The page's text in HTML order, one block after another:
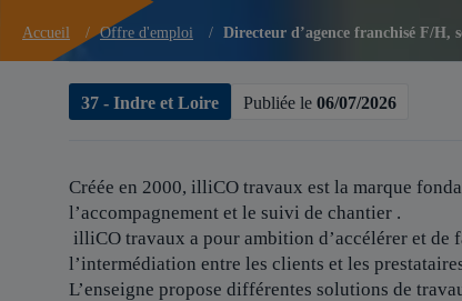
Accueil / Offre d'emploi / Directeur d’agence franchisé F/H,
37 - Indre et Loire Publiée le 06/07/2026
Créée en 2000, illiCO travaux est la marque
l’accompagnement et le suivi de chantier .
illiCO travaux a pour ambition d’accélérer et
l’intermédiation entre les clients et les
L’enseigne propose différentes solutions de